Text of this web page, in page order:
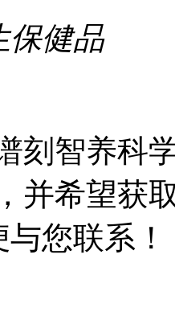
保健品
刻智养科
并希望获
您联系！